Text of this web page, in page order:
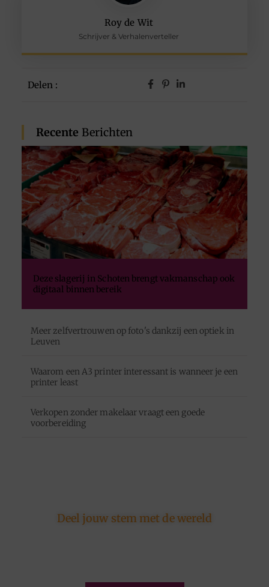
Roy de Wit
Schrijver & Verhalenverteller
Delen :
Recente Berichten
Deze slagerij in Schoten brengt vakmanschap ook
digitaal binnen bereik
Meer zelfvertrouwen op foto's dankzij een optiek in
Leuven
Waarom een A3 printer interessant is wanneer je een
printer least
Verkopen zonder makelaar vraagt een goede
voorbereiding
Deel jouw stem met de wereld